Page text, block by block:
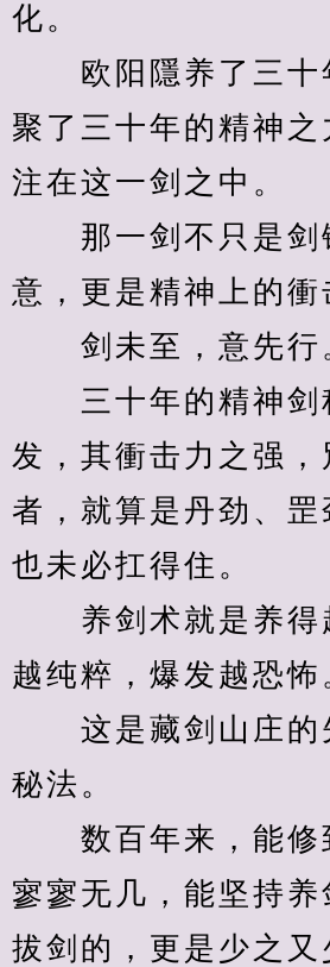
化。
欧阳隱养了三十
聚了三十年的精神之
注在这一剑之中。
那一剑不只是剑
意，更是精神上的衝
剑未至，意先行
三十年的精神剑
发，其衝击力之强，
者，就算是丹劲、罡
也未必扛得住。
养剑术就是养得
越纯粹，爆发越恐怖
这是藏剑山庄的
秘法。
数百年来，能修
寥寥无几，能坚持养
拔剑的，更是少之又